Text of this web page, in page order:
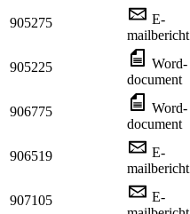
905275
E-
mailbericht
905225
Word-
document
906775
Word-
document
906519
E-
mailbericht
907105
E-